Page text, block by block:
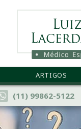
ARTIGOS
(11) 99862-5122